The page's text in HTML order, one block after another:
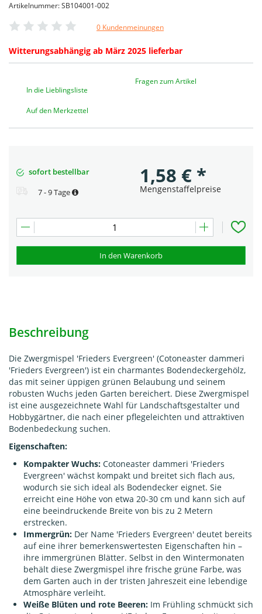
Artikelnummer: SB104001-002
0 Kundenmeinungen
Witterungsabhängig ab März 2025 lieferbar
In die Lieblingsliste
Auf den Merkzettel
Fragen zum Artikel
sofort bestellbar
7 - 9 Tage
1,58 € *
Mengenstaffelpreise
In den Warenkorb
Beschreibung
Die Zwergmispel 'Frieders Evergreen' (Cotoneaster dammeri
'Frieders Evergreen') ist ein charmantes Bodendeckergehölz,
das mit seiner üppigen grünen Belaubung und seinem
robusten Wuchs jeden Garten bereichert. Diese Zwergmispel
ist eine ausgezeichnete Wahl für Landschaftsgestalter und
Hobbygärtner, die nach einer pflegeleichten und attraktiven
Bodenbedeckung suchen.
Eigenschaften:
Kompakter Wuchs: Cotoneaster dammeri 'Frieders
Evergreen' wächst kompakt und breitet sich flach aus,
wodurch sie sich ideal als Bodendecker eignet. Sie
erreicht eine Höhe von etwa 20-30 cm und kann sich auf
eine beeindruckende Breite von bis zu 2 Metern
erstrecken.
Immergrün: Der Name 'Frieders Evergreen' deutet bereits
auf eine ihrer bemerkenswertesten Eigenschaften hin –
ihre immergrünen Blätter. Selbst in den Wintermonaten
behält diese Zwergmispel ihre frische grüne Farbe, was
dem Garten auch in der tristen Jahreszeit eine lebendige
Atmosphäre verleiht.
Weiße Blüten und rote Beeren: Im Frühling schmückt sich